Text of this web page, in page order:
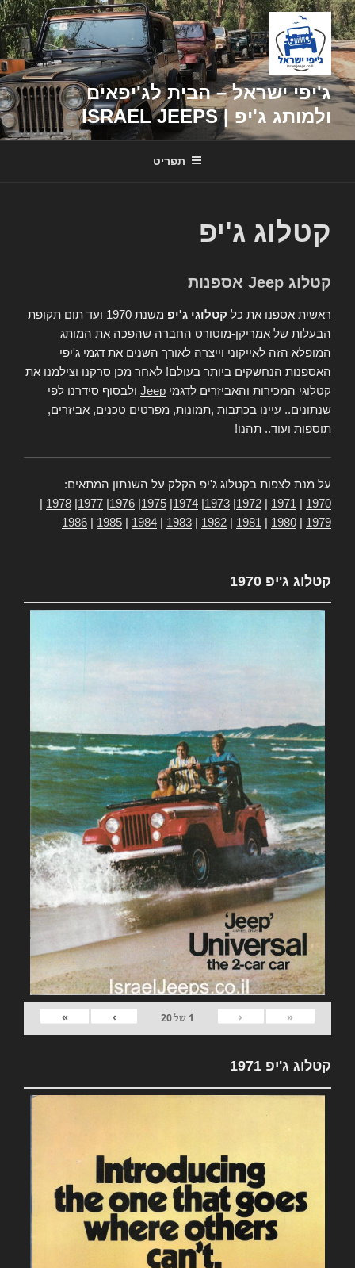
דילוג
לתוכן
ג'יפי ישראל – הבית לג'יפאים
ולמותג ג'יפ | ISRAEL JEEPS
תפריט
קטלוג ג'יפ
קטלוג Jeep אספנות
ראשית אספנו את כל קטלוגי ג'יפ
משנת 1970 ועד תום תקופת
הבעלות של אמריקן-מוטורס החברה שהפכה את המותג
המופלא הזה לאייקוני וייצרה לאורך השנים את דגמי ג'יפי
האספנות הנחשקים ביותר בעולם! לאחר מכן סרקנו וצילמנו את
קטלוגי המכירות והאביזרים לדגמי Jeep ולבסוף סידרנו לפי
שנתונים.. עיינו בכתבות ,תמונות, מפרטים טכנים, אביזרים,
תוספות ועוד.. תהנו!
על מנת לצפות בקטלוג ג'יפ הקלק על השנתון המתאים:
1970
1971
1972
1973
1974
1975
1976
1977
1978
1979
1980
1981
1982
1983
1984
1985
1986
קטלוג ג'יפ 1970
«
‹
1 של20
›
»
קטלוג ג'יפ 1971